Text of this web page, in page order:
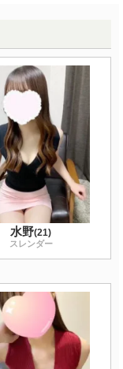
水野(21)
スレンダー